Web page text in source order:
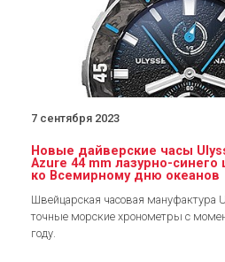
7 сентября 2023
Новые дайверские часы
Azure 44 mm лазурно-
ко Всемирному дню океанов
Швейцарская часовая мануфактура
точные морские хронометры с
году.